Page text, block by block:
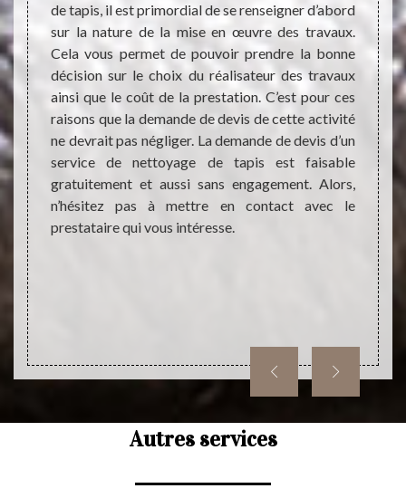
en
va
est
une
tout
une
sur
de tapis, il est primordial de se renseigner d’abord
sur la nature de la mise en œuvre des travaux.
Cela vous permet de pouvoir prendre la bonne
décision sur le choix du réalisateur des travaux
ainsi que le coût de la prestation. C’est pour ces
raisons que la demande de devis de cette activité
ne devrait pas négliger. La demande de devis d’un
service de nettoyage de tapis est faisable
gratuitement et aussi sans engagement. Alors,
n’hésitez pas à mettre en contact avec le
prestataire qui vous intéresse.
nous
est
des
de
tapis.
Autres services